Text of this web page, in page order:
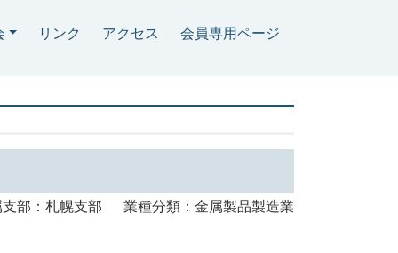
リンク アクセス 会員専用ページ
支部：札幌支部 業種分類：金属製品製造業